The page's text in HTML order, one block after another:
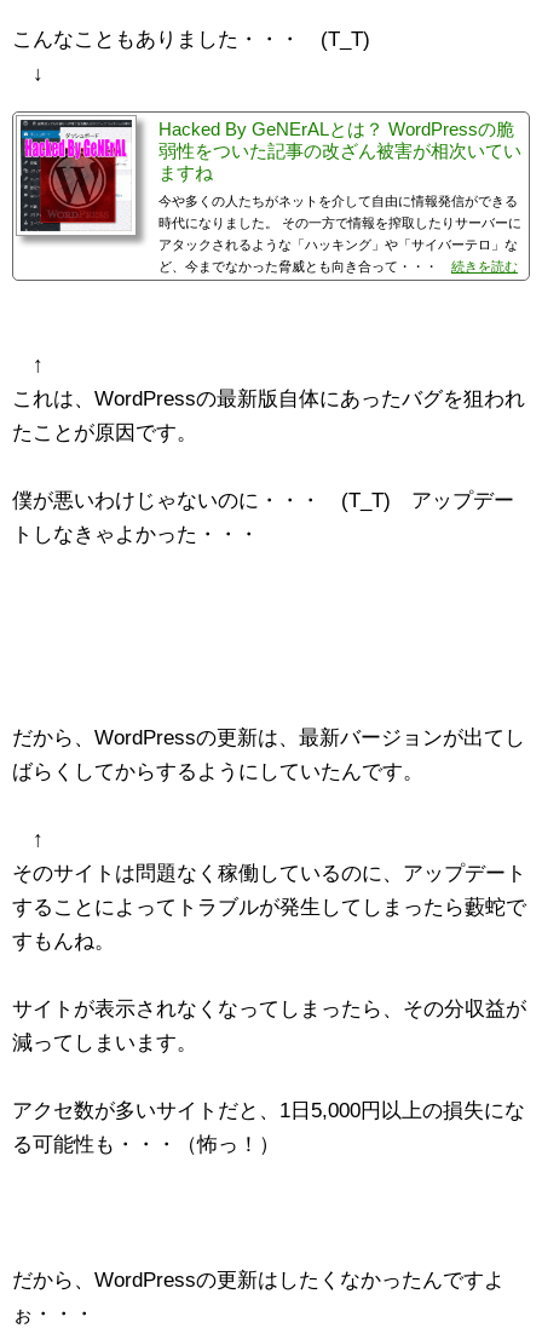
こんなこともありました・・・ (T_T)
↓
Hacked By GeNErALとは？ WordPressの脆
弱性をついた記事の改ざん被害が相次いてい
ますね
今や多くの人たちがネットを介して自由に情報発信ができる
時代になりました。 その一方で情報を搾取したりサーバーに
アタックされるような「ハッキング」や「サイバーテロ」な
ど、今までなかった脅威とも向き合って・・・ 続きを読む
↑
これは、WordPressの最新版自体にあったバグを狙われ
たことが原因です。
僕が悪いわけじゃないのに・・・ (T_T) アップデー
トしなきゃよかった・・・
だから、WordPressの更新は、最新バージョンが出てし
ばらくしてからするようにしていたんです。
↑
そのサイトは問題なく稼働しているのに、アップデート
することによってトラブルが発生してしまったら藪蛇で
すもんね。
サイトが表示されなくなってしまったら、その分収益が
減ってしまいます。
アクセ数が多いサイトだと、1日5,000円以上の損失にな
る可能性も・・・（怖っ！）
だから、WordPressの更新はしたくなかったんですよ
ぉ・・・